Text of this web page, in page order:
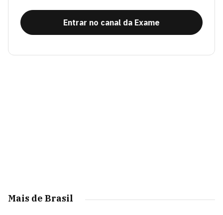
Entrar no canal da Exame
Mais de Brasil